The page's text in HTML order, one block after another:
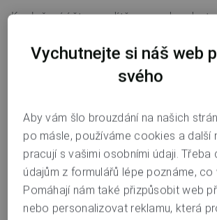
K založení účtu pro dítě se snadno
účet pro dítě do 14 let . Pak už vás
Účet pro dítě do 14 let vám založíme
stačí být naším klientem a kolegové
pomůžou. Kde nás najdete, zjistíte na
Dítě, kterému ještě nebylo 15 let, s vámi
Vychutnejte si náš web
svého
Aby vám šlo brouzdání na našich
po másle, používáme cookies a další
pracují s vašimi osobními údaji. Třeba
údajům z formulářů lépe poznáme, co
Pomáhají nám také přizpůsobit web
nebo personalizovat reklamu, která